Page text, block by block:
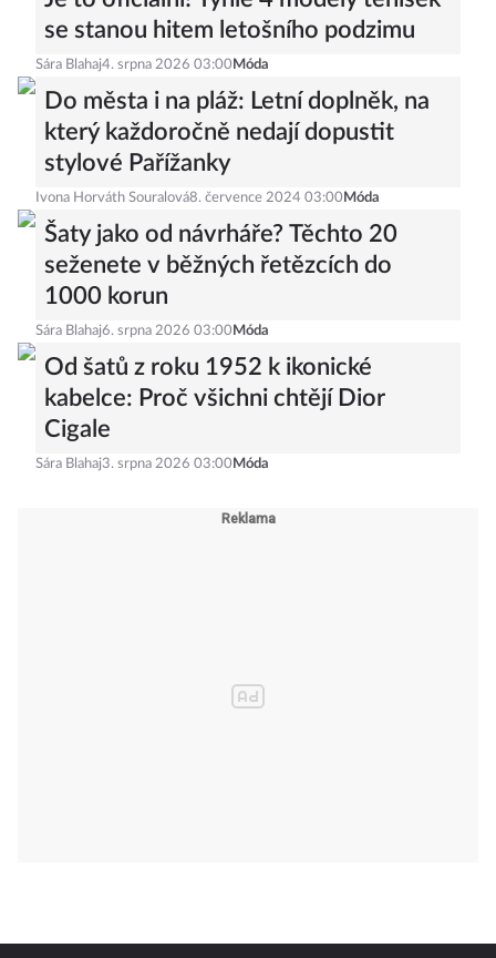
se stanou hitem letošního podzimu
Sára Blahaj4. srpna 2026 03:00 Móda
Do města i na pláž: Letní doplněk, na
který každoročně nedají dopustit
stylové Pařížanky
Ivona Horváth Souralová8. července 2024 03:00 Móda
Šaty jako od návrháře? Těchto 20
seženete v běžných řetězcích do
1000 korun
Sára Blahaj6. srpna 2026 03:00 Móda
Od šatů z roku 1952 k ikonické
kabelce: Proč všichni chtějí Dior
Cigale
Sára Blahaj3. srpna 2026 03:00 Móda